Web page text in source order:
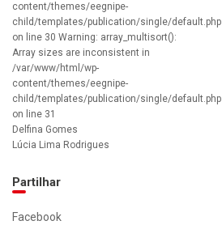
content/themes/eegnipe-
child/templates/publication/single/default.php
on line 30 Warning: array_multisort():
Array sizes are inconsistent in
/var/www/html/wp-
content/themes/eegnipe-
child/templates/publication/single/default.php
on line 31
Delfina Gomes
Lúcia Lima Rodrigues
Partilhar
Facebook